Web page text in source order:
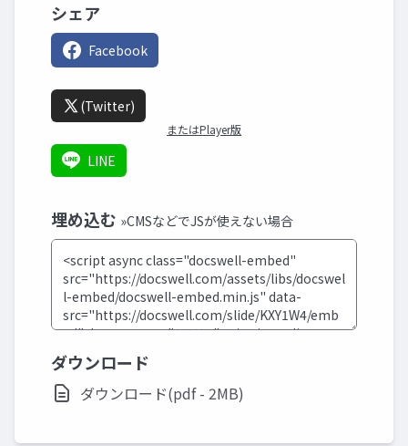
シェア
Facebook
(Twitter)
またはPlayer版
LINE
埋め込む »CMSなどでJSが使えない場合
ダウンロード
ダウンロード(pdf - 2MB)